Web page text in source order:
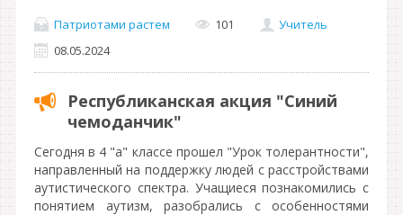
Патриотами растем 101
Учитель
08.05.2024
Республиканская акция "Синий
чемоданчик"
Сегодня в 4 "а" классе прошел "Урок толерантности",
направленный на поддержку людей с расстройствами
аутистического спектра. Учащиеся познакомились с
понятием аутизм, разобрались с особенностями